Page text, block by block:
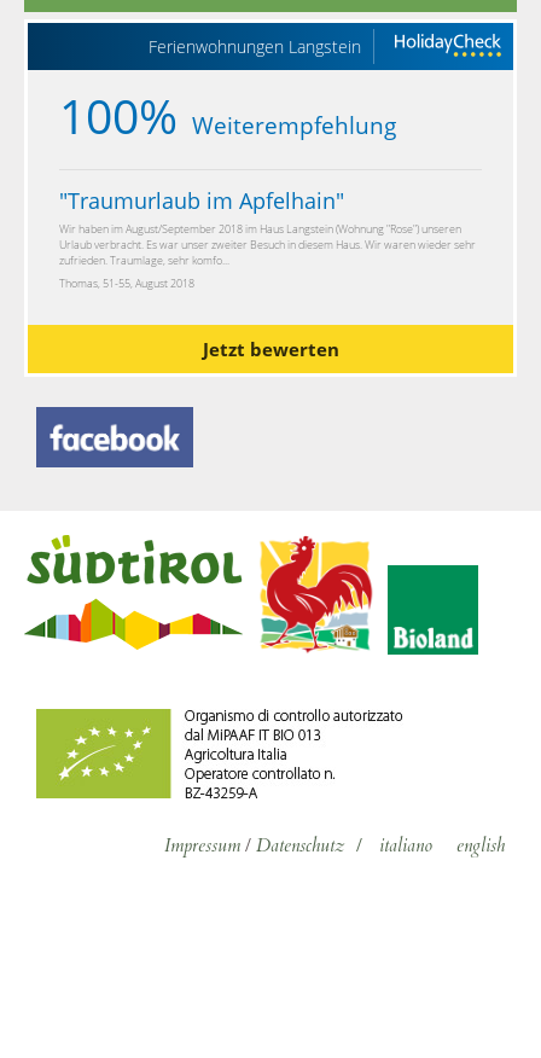
Ferienwohnungen Langstein
100% Weiterempfehlung
"Traumurlaub im Apfelhain"
Wir haben im August/September 2018 im Haus Langstein (Wohnung "Rose") unseren
Urlaub verbracht. Es war unser zweiter Besuch in diesem Haus. Wir waren wieder sehr
zufrieden. Traumlage, sehr komfo...
Thomas, 51-55, August 2018
Jetzt bewerten
Impressum / Datenschutz / italiano english